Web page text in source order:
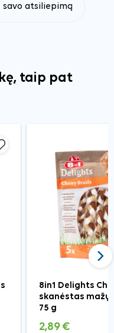
savo atsiliepimą
taip pat
8in1 Delights
skanėstas mažų
75 g
2,89 €